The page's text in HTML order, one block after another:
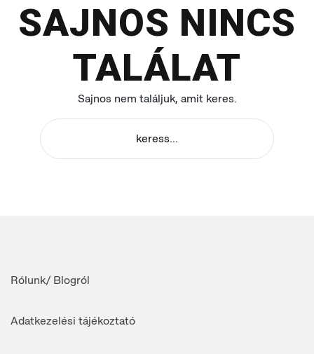
SAJNOS NINCS
TALÁLAT
Sajnos nem találjuk, amit keres.
Rólunk/ Blogról
Adatkezelési tájékoztató